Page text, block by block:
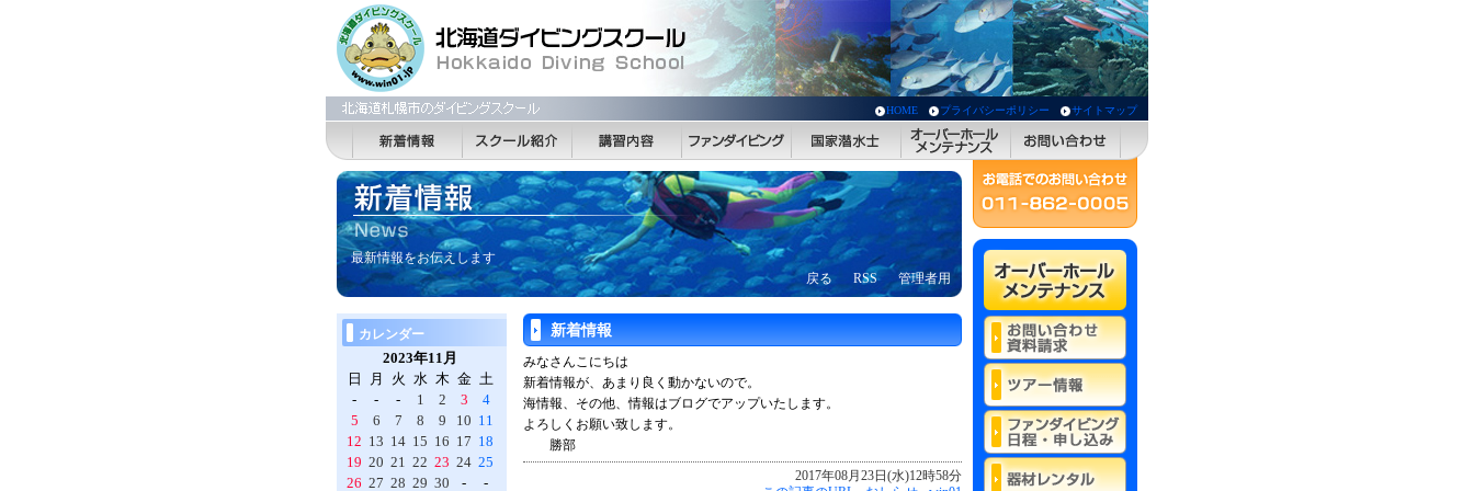
サイトマップ
プライバシーポリシー
HOME
最新情報をお伝えします
戻る
RSS 管理者用
新着情報
みなさんこにちは
新着情報が、あまり良く動かないので。
海情報、その他、情報はブログでアップいたします。
よろしくお願い致します。
勝部
2017年08月23日(水)12時58分
カレンダー
2023年11月
日
月 火 水 木 金 土
-
- - 1 2 3
4
5
6 7 8 9 10 11
12 13 14 15 16 17 18
19 20 21 22 23 24 25
26 27 28 29 30 -
-